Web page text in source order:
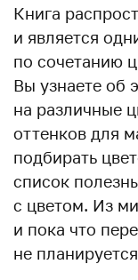
Книга
и является
по сочетанию
Вы узнаете об
на различные
оттенков для
подбирать
список
с цветом. Из
и пока что
не